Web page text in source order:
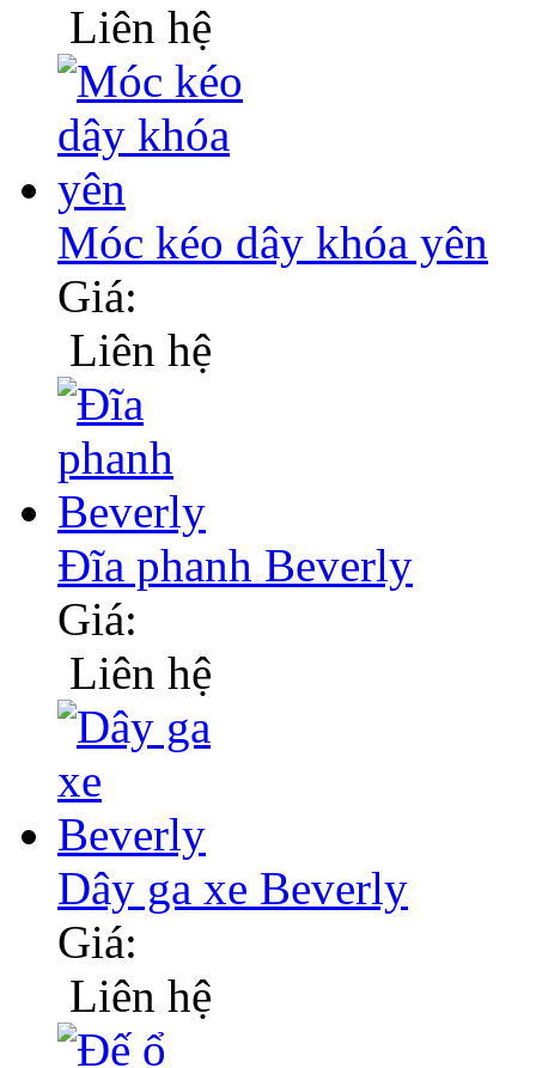
Liên hệ
Móc kéo dây khóa yên
Giá:
Liên hệ
Đĩa phanh Beverly
Giá:
Liên hệ
Dây ga xe Beverly
Giá:
Liên hệ